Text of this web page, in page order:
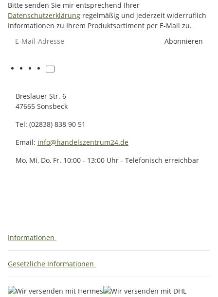
Bitte senden Sie mir entsprechend Ihrer
Datenschutzerklärung regelmäßig und jederzeit widerruflich
Informationen zu Ihrem Produktsortiment per E-Mail zu.
Abonnieren
Breslauer Str. 6
47665 Sonsbeck
Tel: (02838) 838 90 51
Email: info@handelszentrum24.de
Mo, Mi, Do, Fr. 10:00 - 13:00 Uhr - Telefonisch erreichbar
Informationen
Gesetzliche Informationen